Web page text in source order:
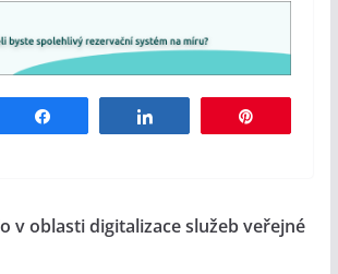
v oblasti digitalizace služeb veřejné